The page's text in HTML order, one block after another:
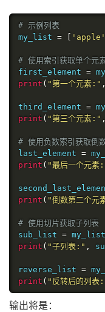
# 示例列表
my_list = 'apple'
# 使用索引获取单个元
first_element =
print ( "第一个元素:" ,
third_element =
print ( "第三个元素:" ,
# 使用负数索引获取倒
last_element =
print ( "最后一个元素
print ( "倒数第二个元
# 使用切片获取子列表
sub_list = my_list
print ( "子列表:" ,
reverse_list =
print ( "反转后的列表
输出将是：